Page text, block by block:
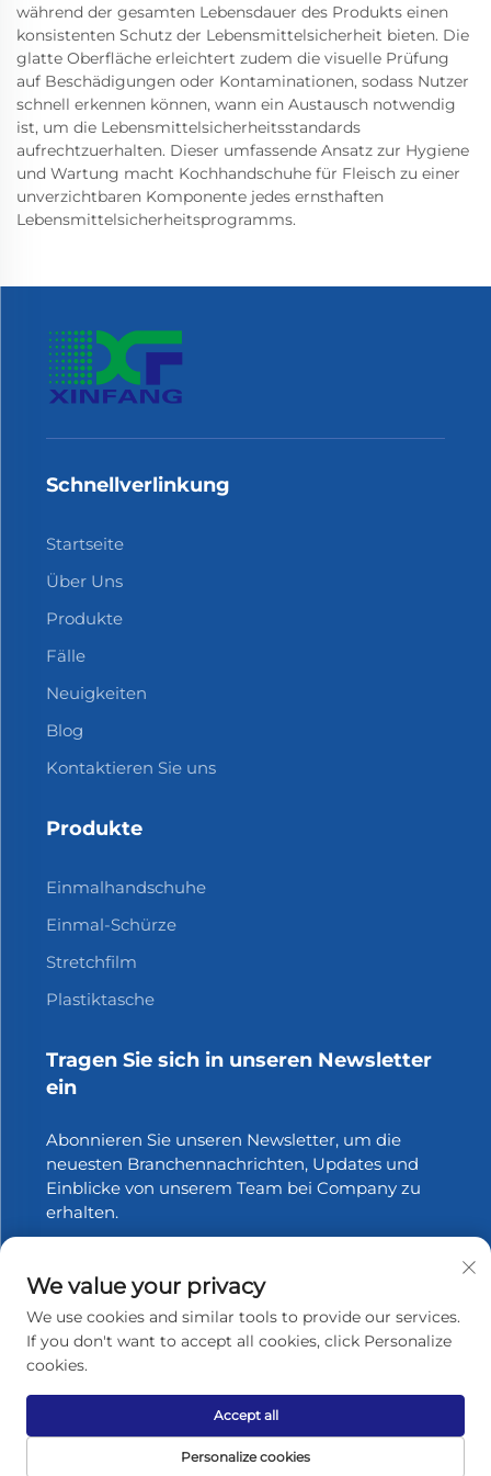
während der gesamten Lebensdauer des Produkts einen
konsistenten Schutz der Lebensmittelsicherheit bieten. Die
glatte Oberfläche erleichtert zudem die visuelle Prüfung
auf Beschädigungen oder Kontaminationen, sodass Nutzer
schnell erkennen können, wann ein Austausch notwendig
ist, um die Lebensmittelsicherheitsstandards
aufrechtzuerhalten. Dieser umfassende Ansatz zur Hygiene
und Wartung macht Kochhandschuhe für Fleisch zu einer
unverzichtbaren Komponente jedes ernsthaften
Lebensmittelsicherheitsprogramms.
Schnellverlinkung
Startseite
Über Uns
Produkte
Fälle
Neuigkeiten
Blog
Kontaktieren Sie uns
Produkte
Einmalhandschuhe
Einmal-Schürze
Stretchfilm
Plastiktasche
Tragen Sie sich in unseren Newsletter
ein
Abonnieren Sie unseren Newsletter, um die
neuesten Branchennachrichten, Updates und
Einblicke von unserem Team bei Company zu
erhalten.
Urheberrecht © 2025 Zhangjiagang Xinfang Packaging
Nach oben scrollen
We value your privacy
We use cookies and similar tools to provide our services.
If you don't want to accept all cookies, click Personalize
cookies.
Personalize cookies
Accept all